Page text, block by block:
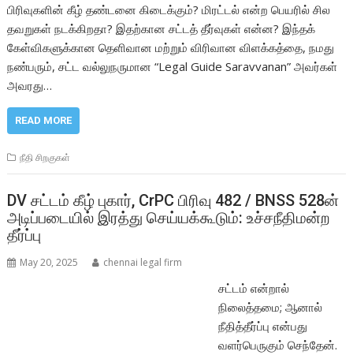
பிரிவுகளின் கீழ் தண்டனை கிடைக்கும்? மிரட்டல் என்ற பெயரில் சில
தவறுகள் நடக்கிறதா? இதற்கான சட்டத் தீர்வுகள் என்ன? இந்தக்
கேள்விகளுக்கான தெளிவான மற்றும் விரிவான விளக்கத்தை, நமது
நண்பரும், சட்ட வல்லுநருமான “Legal Guide Saravvanan” அவர்கள்
அவரது…
READ MORE
நீதி சிறகுகள்
DV சட்டம் கீழ் புகார், CrPC பிரிவு 482 / BNSS 528ன்
அடிப்படையில் இரத்து செய்யக்கூடும்: உச்சநீதிமன்ற
தீர்ப்பு
May 20, 2025 chennai legal firm
சட்டம் என்றால்
நிலைத்தமை; ஆனால்
நீதித்தீர்ப்பு என்பது
வளர்பெருகும் செந்தேன்.